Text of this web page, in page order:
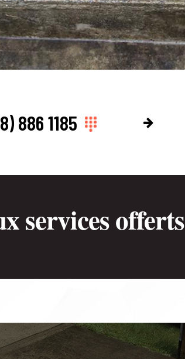
886 1185
services offerts